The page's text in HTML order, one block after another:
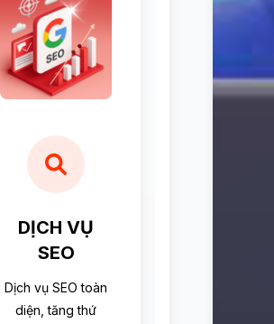
DỊCH VỤ
SEO
Dịch vụ SEO toàn
diện, tăng thứ